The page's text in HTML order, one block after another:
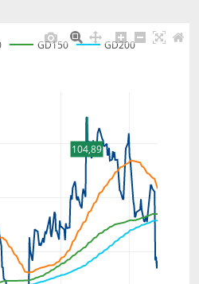
GD150 GD200
104,89